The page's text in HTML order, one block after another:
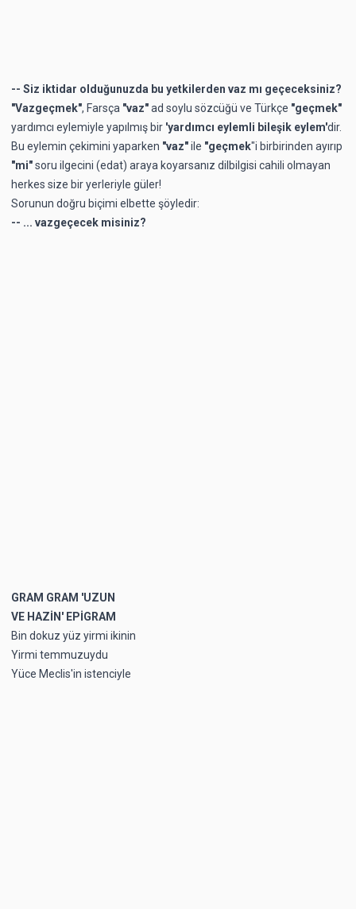
-- Siz iktidar olduğunuzda bu yetkilerden vaz mı geçeceksiniz?
"Vazgeçmek", Farsça "vaz"ad soylu sözcüğü ve Türkçe "geçmek"
yardımcı eylemiyle yapılmış bir 'yardımcı eylemli bileşik eylem'dir.
Bu eylemin çekimini yaparken "vaz"ile "geçmek"i birbirinden ayırıp
"mi"soru ilgecini (edat) araya koyarsanız dilbilgisi cahili olmayan
herkes size bir yerleriyle güler!
Sorunun doğru biçimi elbette şöyledir:
-- ... vazgeçecek misiniz?
GRAM GRAM 'UZUN
VE HAZİN' EPİGRAM
Bin dokuz yüz yirmi ikinin
Yirmi temmuzuydu
Yüce Meclis'in istenciyle